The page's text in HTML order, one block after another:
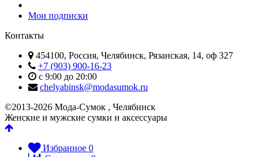
Мои подписки
Контакты
454100, Россия, Челябинск, Рязанская, 14, оф 327
+7 (903) 900-16-23
с 9:00 до 20:00
chelyabinsk@modasumok.ru
©2013-2026 Мода-Сумок , Челябинск
Женские и мужские сумки и аксессуары
Избранное 0